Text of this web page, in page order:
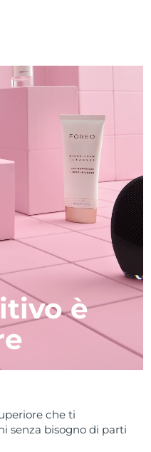
è
che ti
senza bisogno di parti